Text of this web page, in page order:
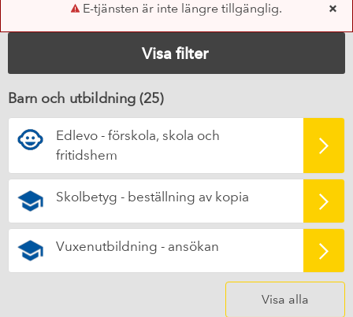
E-tjänsten är inte längre tillgänglig. x
Visa filter
Barn och utbildning (25)
Edlevo - förskola, skola och
fritidshem
Skolbetyg - beställning av kopia
Vuxenutbildning - ansökan
Visa alla